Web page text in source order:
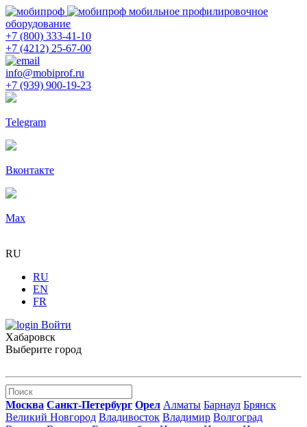
мобильное профилировочное
оборудование
+7 (800) 333-41-10
+7 (4212) 25-67-00
info@mobiprof.ru
+7 (939) 900-19-23
Telegram
Вконтакте
Max
RU
RU
EN
FR
Войти
Хабаровск
Выберите город
Москва Санкт-Петербург Орел Алматы Барнаул Брянск
Великий Новгород Владивосток Владимир Волгоград